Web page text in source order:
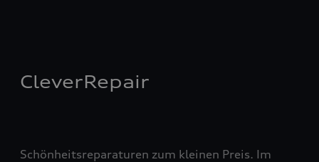
CleverRepair
Schönheitsreparaturen zum kleinen Preis. Im